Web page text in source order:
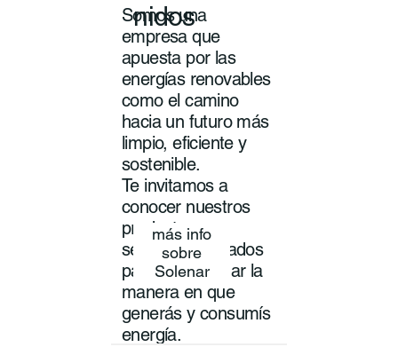
nidos
Somos una
empresa que
apuesta por las
energías renovables
como el camino
hacia un futuro más
limpio, eficiente y
sostenible.
Te invitamos a
conocer nuestros
productos y
servicios pensados
para transformar la
manera en que
generás y consumís
energía.
más info
sobre
Solenar